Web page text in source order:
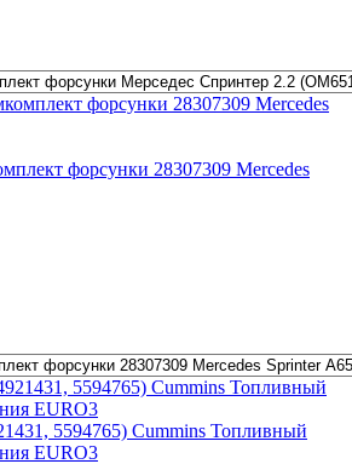
форсунки 28307309 Mercedes
5594765) Cummins Топливный
EURO3